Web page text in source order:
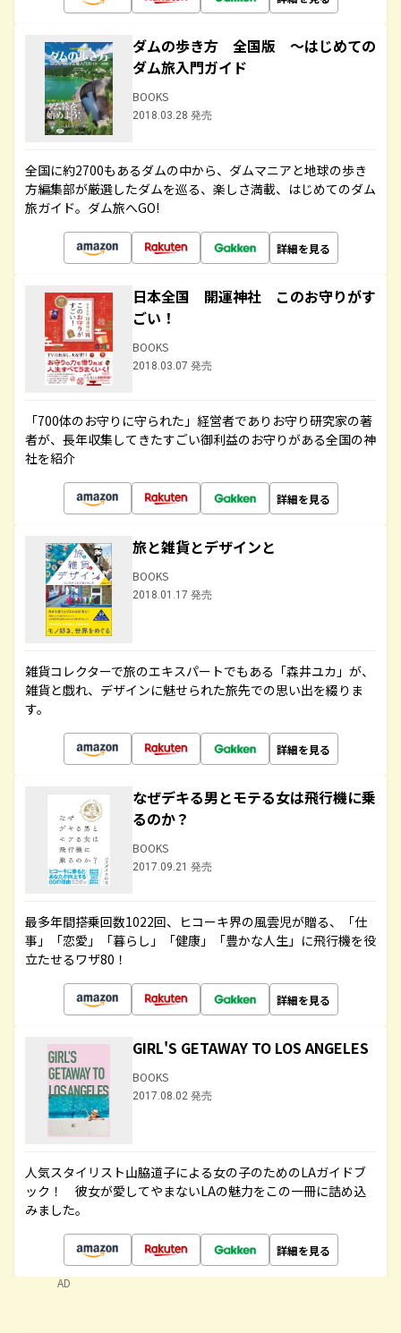
ダムの歩き方 全国版 ～はじめての
ダム旅入門ガイド
BOOKS
2018.03.28 発売
全国に約2700もあるダムの中から、ダムマニアと地球の歩き
方編集部が厳選したダムを巡る、楽しさ満載、はじめてのダム
旅ガイド。ダム旅へGO!
詳細を見る
日本全国 開運神社 このお守りがす
ごい！
BOOKS
2018.03.07 発売
「700体のお守りに守られた」経営者でありお守り研究家の著
者が、長年収集してきたすごい御利益のお守りがある全国の神
社を紹介
詳細を見る
旅と雑貨とデザインと
BOOKS
2018.01.17 発売
雑貨コレクターで旅のエキスパートでもある「森井ユカ」が、
雑貨と戯れ、デザインに魅せられた旅先での思い出を綴りま
す。
詳細を見る
なぜデキる男とモテる女は飛行機に乗
るのか？
BOOKS
2017.09.21 発売
最多年間搭乗回数1022回、ヒコーキ界の風雲児が贈る、「仕
事」「恋愛」「暮らし」「健康」「豊かな人生」に飛行機を役
立たせるワザ80！
詳細を見る
GIRL'S GETAWAY TO LOS ANGELES
BOOKS
2017.08.02 発売
人気スタイリスト山脇道子による女の子のためのLAガイドブ
ック！ 彼女が愛してやまないLAの魅力をこの一冊に詰め込
みました。
詳細を見る
AD